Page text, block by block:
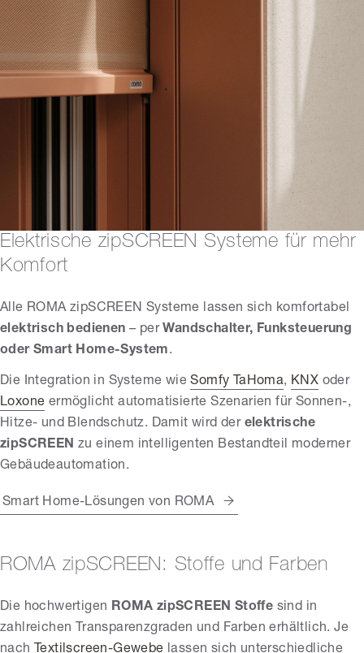
Elektrische zipSCREEN Systeme für mehr
Komfort
Alle ROMA zipSCREEN Systeme lassen sich komfortabel
elektrisch bedienen – perWandschalter, Funksteuerung
oder Smart Home-System.
Die Integration in Systeme wieSomfy TaHoma, KNX oder
Loxone ermöglicht automatisierte Szenarien für Sonnen-,
Hitze- und Blendschutz. Damit wird der elektrische
zipSCREEN zu einem intelligenten Bestandteil moderner
Gebäudeautomation.
Smart Home-Lösungen von ROMA
ROMA zipSCREEN: Stoffe und Farben
Die hochwertigen ROMA zipSCREEN Stoffe sind in
zahlreichen Transparenzgraden und Farben erhältlich. Je
nach Textilscreen-Gewebe lassen sich unterschiedliche